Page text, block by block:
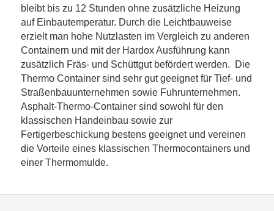
bleibt bis zu 12 Stunden ohne zusätzliche Heizung
auf Einbautemperatur. Durch die Leichtbauweise
erzielt man hohe Nutzlasten im Vergleich zu anderen
Containern und mit der Hardox Ausführung kann
zusätzlich Fräs- und Schüttgut befördert werden. Die
Thermo Container sind sehr gut geeignet für Tief- und
Straßenbauunternehmen sowie Fuhrunternehmen.
Asphalt-Thermo-Container sind sowohl für den
klassischen Handeinbau sowie zur
Fertigerbeschickung bestens geeignet und vereinen
die Vorteile eines klassischen Thermocontainers und
einer Thermomulde.